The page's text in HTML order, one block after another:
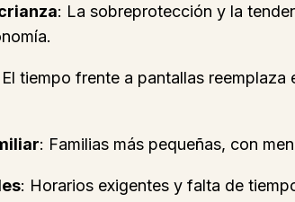
: La sobreprotección y la
tiempo frente a pantallas
: Familias más pequeñas, con
: Horarios exigentes y falta de